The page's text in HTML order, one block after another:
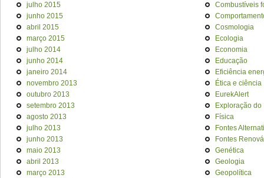
julho 2015
junho 2015
abril 2015
março 2015
julho 2014
junho 2014
janeiro 2014
novembro 2013
outubro 2013
setembro 2013
agosto 2013
julho 2013
junho 2013
maio 2013
abril 2013
março 2013
Combustíveis
Cosmologia
Ecologia
Economia
Educação
Eficiência
Ética e ciência
EurekAlert
Exploração do
Física
Fontes
Fontes
Genética
Geologia
Geopolítica